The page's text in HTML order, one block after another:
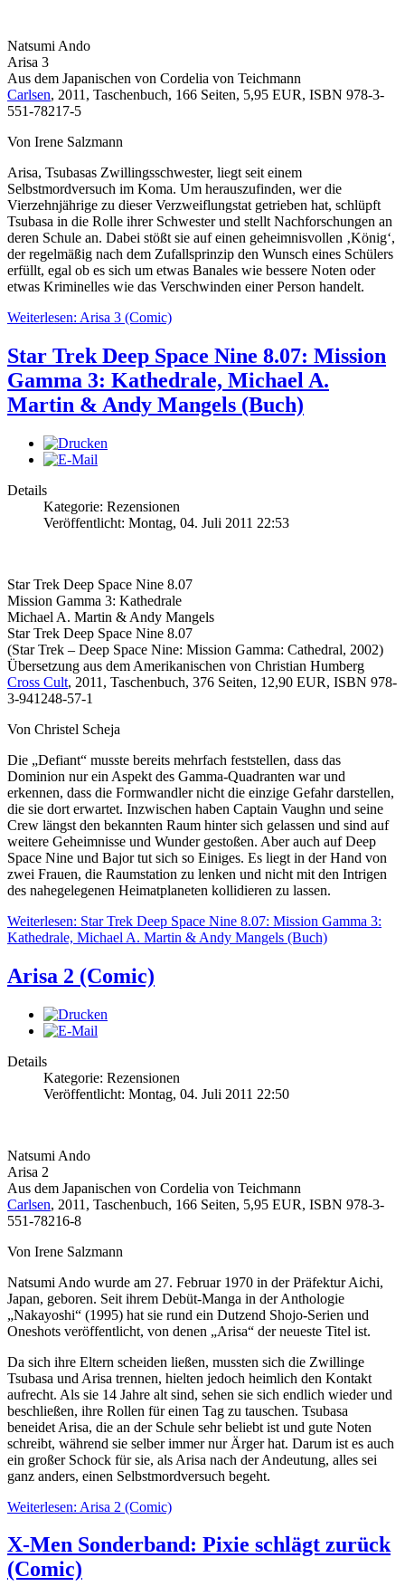
Natsumi Ando
Arisa 3
Aus dem Japanischen von Cordelia von Teichmann
Carlsen, 2011, Taschenbuch, 166 Seiten, 5,95 EUR, ISBN 978-3-
551-78217-5
Von Irene Salzmann
Arisa, Tsubasas Zwillingsschwester, liegt seit einem
Selbstmordversuch im Koma. Um herauszufinden, wer die
Vierzehnjährige zu dieser Verzweiflungstat getrieben hat, schlüpft
Tsubasa in die Rolle ihrer Schwester und stellt Nachforschungen an
deren Schule an. Dabei stößt sie auf einen geheimnisvollen ‚König‘,
der regelmäßig nach dem Zufallsprinzip den Wunsch eines Schülers
erfüllt, egal ob es sich um etwas Banales wie bessere Noten oder
etwas Kriminelles wie das Verschwinden einer Person handelt.
Weiterlesen: Arisa 3 (Comic)
Star Trek Deep Space Nine 8.07: Mission
Gamma 3: Kathedrale, Michael A.
Martin & Andy Mangels (Buch)
Details
Kategorie: Rezensionen
Veröffentlicht: Montag, 04. Juli 2011 22:53
Star Trek Deep Space Nine 8.07
Mission Gamma 3: Kathedrale
Michael A. Martin & Andy Mangels
Star Trek Deep Space Nine 8.07
(Star Trek – Deep Space Nine: Mission Gamma: Cathedral, 2002)
Übersetzung aus dem Amerikanischen von Christian Humberg
Cross Cult, 2011, Taschenbuch, 376 Seiten, 12,90 EUR, ISBN 978-
3-941248-57-1
Von Christel Scheja
Die „Defiant“ musste bereits mehrfach feststellen, dass das
Dominion nur ein Aspekt des Gamma-Quadranten war und
erkennen, dass die Formwandler nicht die einzige Gefahr darstellen,
die sie dort erwartet. Inzwischen haben Captain Vaughn und seine
Crew längst den bekannten Raum hinter sich gelassen und sind auf
weitere Geheimnisse und Wunder gestoßen. Aber auch auf Deep
Space Nine und Bajor tut sich so Einiges. Es liegt in der Hand von
zwei Frauen, die Raumstation zu lenken und nicht mit den Intrigen
des nahegelegenen Heimatplaneten kollidieren zu lassen.
Weiterlesen: Star Trek Deep Space Nine 8.07: Mission Gamma 3:
Kathedrale, Michael A. Martin & Andy Mangels (Buch)
Arisa 2 (Comic)
Details
Kategorie: Rezensionen
Veröffentlicht: Montag, 04. Juli 2011 22:50
Natsumi Ando
Arisa 2
Aus dem Japanischen von Cordelia von Teichmann
Carlsen, 2011, Taschenbuch, 166 Seiten, 5,95 EUR, ISBN 978-3-
551-78216-8
Von Irene Salzmann
Natsumi Ando wurde am 27. Februar 1970 in der Präfektur Aichi,
Japan, geboren. Seit ihrem Debüt-Manga in der Anthologie
„Nakayoshi“ (1995) hat sie rund ein Dutzend Shojo-Serien und
Oneshots veröffentlicht, von denen „Arisa“ der neueste Titel ist.
Da sich ihre Eltern scheiden ließen, mussten sich die Zwillinge
Tsubasa und Arisa trennen, hielten jedoch heimlich den Kontakt
aufrecht. Als sie 14 Jahre alt sind, sehen sie sich endlich wieder und
beschließen, ihre Rollen für einen Tag zu tauschen. Tsubasa
beneidet Arisa, die an der Schule sehr beliebt ist und gute Noten
schreibt, während sie selber immer nur Ärger hat. Darum ist es auch
ein großer Schock für sie, als Arisa nach der Andeutung, alles sei
ganz anders, einen Selbstmordversuch begeht.
Weiterlesen: Arisa 2 (Comic)
X-Men Sonderband: Pixie schlägt zurück
(Comic)